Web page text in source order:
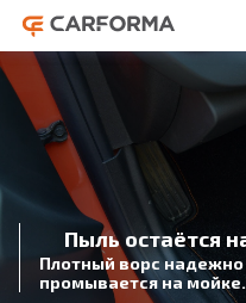
Пыль остаётся
Плотный ворс надежно
промывается на мойке.